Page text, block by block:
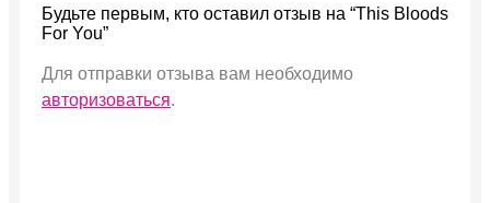
Будьте первым, кто оставил отзыв на “This Bloods
For You”
Для отправки отзыва вам необходимо
авторизоваться.